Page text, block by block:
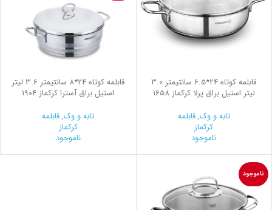
قابلمه کوتاه 24*6.5 سانتیمتر 3.0
لیتر استیل براق پرلا کرکماز 1658
تابه و وک,قابلمه
کرکماز
ناموجود
قابلمه کوتاه 24*8 سانتیمتر 3.6 لیتر
استیل براق آسترا کرکماز 1904
تابه و وک,قابلمه
کرکماز
ناموجود
ناموجود